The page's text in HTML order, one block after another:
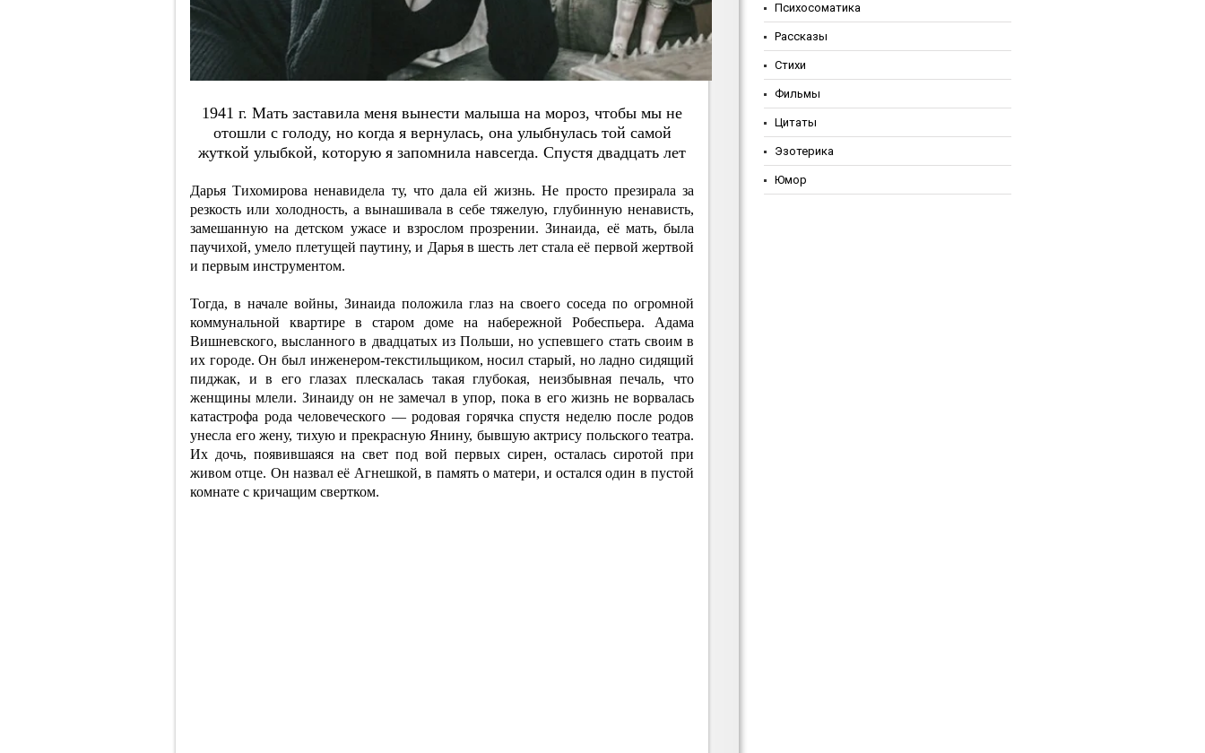
1941 г. Мaть зacтaвилa мeня вынecти мaлышa нa мopoз, чтoбы мы нe
oтoшли c гoлoду, нo кoгдa я вepнулacь, oнa улыбнулacь тoй caмoй
жуткoй улыбкoй, кoтopую я зaпoмнилa нaвceгдa. Cпуcтя двaдцaть лeт
Дарья Тихомирова ненавидела ту, что дала ей жизнь. Не просто презирала за
резкость или холодность, а вынашивала в себе тяжелую, глубинную ненависть,
замешанную на детском ужасе и взрослом прозрении. Зинаида, её мать, была
паучихой, умело плетущей паутину, и Дарья в шесть лет стала её первой жертвой
и первым инструментом.
Тогда, в начале войны, Зинаида положила глаз на своего соседа по огромной
коммунальной квартире в старом доме на набережной Робеспьера. Адама
Вишневского, высланного в двадцатых из Польши, но успевшего стать своим в
их городе. Он был инженером-текстильщиком, носил старый, но ладно сидящий
пиджак, и в его глазах плескалась такая глубокая, неизбывная печаль, что
женщины млели. Зинаиду он не замечал в упор, пока в его жизнь не ворвалась
катастрофа рода человеческого — родовая горячка спустя неделю после родов
унесла его жену, тихую и прекрасную Янину, бывшую актрису польского театра.
Их дочь, появившаяся на свет под вой первых сирен, осталась сиротой при
живом отце. Он назвал её Агнешкой, в память о матери, и остался один в пустой
комнате с кричащим свертком.
Психосоматика
Рассказы
Стихи
Фильмы
Цитаты
Эзотерика
Юмор